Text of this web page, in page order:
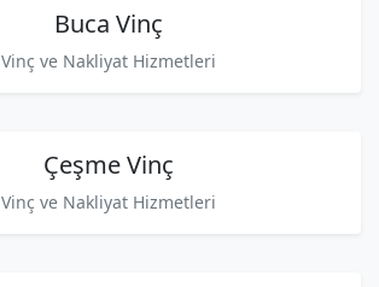
Buca Vinç
Vinç ve Nakliyat Hizmetleri
Çeşme Vinç
Vinç ve Nakliyat Hizmetleri